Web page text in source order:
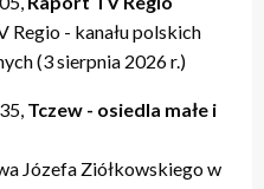
- kanału polskich
(3 sierpnia 2026 r.)
Tczew - osiedla małe i
Józefa Ziółkowskiego w